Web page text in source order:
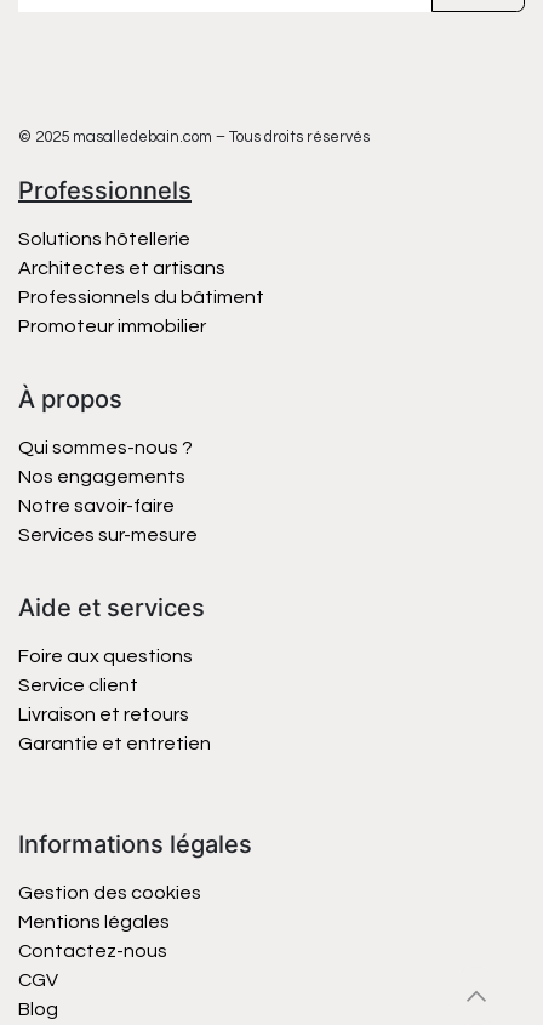
© 2025 masalledebain.com – Tous droits réservés
Professionnels
Solutions hôtellerie
Architectes et artisans
Professionnels du bâtiment
Promoteur immobilier
À propos
Qui sommes-nous ?
Nos engagements
Notre savoir-faire
Services sur-mesure
Aide et services
Foire aux questions
Service client
Livraison et retours
Garantie et entretien
Informations légales
Gestion des cookies
Mentions légales
Contactez-nous
CGV
Blog